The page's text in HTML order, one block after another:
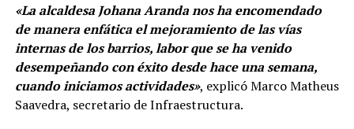
«La alcaldesa Johana Aranda nos ha encomendado
de manera enfática el mejoramiento de las vías
internas de los barrios, labor que se ha venido
desempeñando con éxito desde hace una semana,
cuando iniciamos actividades», explicó Marco Matheus
Saavedra, secretario de Infraestructura.